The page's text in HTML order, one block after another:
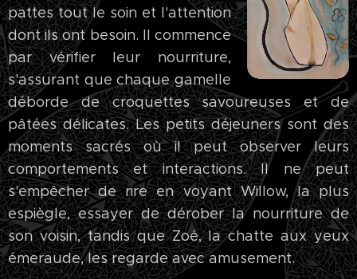
pattes tout le soin et l'attention
dont ils ont besoin. Il commence
par vérifier leur nourriture,
s'assurant que chaque gamelle
déborde de croquettes savoureuses et de
pâtées délicates. Les petits déjeuners sont des
moments sacrés où il peut observer leurs
comportements et interactions. Il ne peut
s'empêcher de rire en voyant Willow, la plus
espiègle, essayer de dérober la nourriture de
son voisin, tandis que Zoé, la chatte aux yeux
émeraude, les regarde avec amusement.